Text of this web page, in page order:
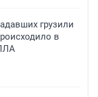
грузили
в